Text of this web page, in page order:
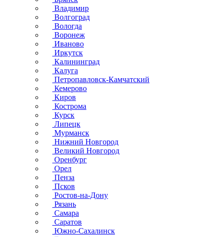
Владимир
Волгоград
Вологда
Воронеж
Иваново
Иркутск
Калининград
Калуга
Петропавловск-Камчатский
Кемерово
Киров
Кострома
Курск
Липецк
Мурманск
Нижний Новгород
Великий Новгород
Оренбург
Орел
Пенза
Псков
Ростов-на-Дону
Рязань
Самара
Саратов
Южно-Сахалинск